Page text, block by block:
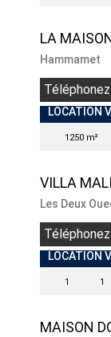
LA
Hammamet
LOCATION
1250 m²
VILLA
Les Deux
LOCATION
1 1
MAISON